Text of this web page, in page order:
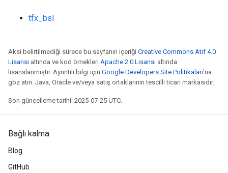
tfx_bsl
Aksi belirtilmediği sürece bu sayfanın içeriği Creative Commons Atıf 4.0
Lisansı altında ve kod örnekleri Apache 2.0 Lisansı altında
lisanslanmıştır. Ayrıntılı bilgi için Google Developers Site Politikaları'na
göz atın. Java, Oracle ve/veya satış ortaklarının tescilli ticari markasıdır.
Son güncelleme tarihi: 2025-07-25 UTC.
Bağlı kalma
Blog
GitHub